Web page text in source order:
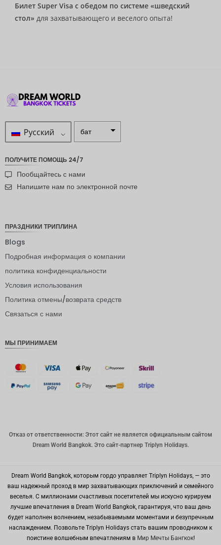
Билет Super Visa с обедом по системе «шведский
стол» для захватывающего и веселого опыта!
Русский бат
я крона
новозел
ЙЕНА
ая
датская
крона
доллар
корейск
ая вона
китайски
й юань
ПОЛУЧИТЕ ПОМОЩЬ 24/7
Пообщайтесь с нами
Напишите нам по электронной почте
ПРАЗДНИКИ ТРИПЛИНА
Blogs
Подробная информация о компании
политика конфиденциальности
Условия использования
Политика отмены/возврата средств
Связаться с нами
МЫ ПРИНИМАЕМ
Отказ от ответственности: Этот сайт не является официальным сайтом
Dream World Bangkok. Это сайт-партнер Triplyn Holidays.
Dream World Bangkok, которым гордо управляет Triplyn Holidays, — это
ваш надежный проход в мир захватывающих приключений и семейного
веселья. С миллионами счастливых посетителей мы искусно курируем
лучшие впечатления в Dream World Bangkok, гарантируя, что ваш день
будет наполнен волнением, незабываемыми моментами и безупречным
наслаждением. Позвольте Triplyn Holidays стать вашим проводником к
поистине волшебным впечатлениям в Мир Мечты Бангкок!